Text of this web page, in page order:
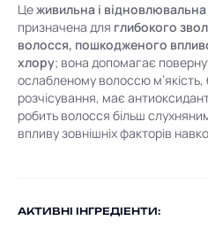
Цеживильна і
призначена для глибокого
волосся, пошкодженого
хлору; вона допомагає
ослабленому волоссю м’якість,
розчісування, має
робить волосся більш
впливу зовнішніх факторів
AКТИВНІ ІНГРЕДІЕНТИ: